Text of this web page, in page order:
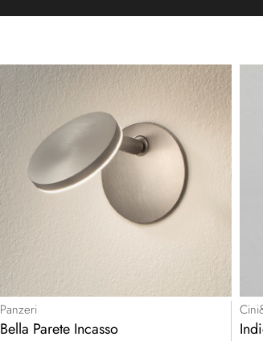
Panzeri
Bella Parete Incasso